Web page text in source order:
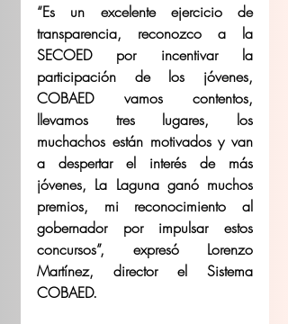
“Es un excelente ejercicio de
transparencia, reconozco a la
SECOED por incentivar la
participación de los jóvenes,
COBAED vamos contentos,
llevamos tres lugares, los
muchachos están motivados y van
a despertar el interés de más
jóvenes, La Laguna ganó muchos
premios, mi reconocimiento al
gobernador por impulsar estos
concursos”, expresó Lorenzo
Martínez, director el Sistema
COBAED.